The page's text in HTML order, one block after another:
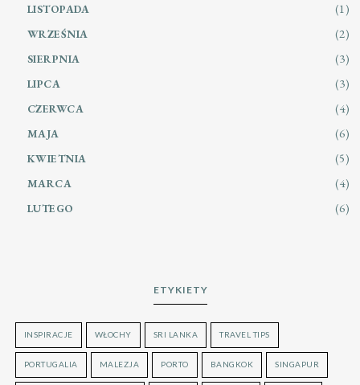
LISTOPADA (1)
WRZEŚNIA (2)
SIERPNIA (3)
LIPCA (3)
CZERWCA (4)
MAJA (6)
KWIETNIA (5)
MARCA (4)
LUTEGO (6)
ETYKIETY
INSPIRACJE WŁOCHY SRI LANKA TRAVEL TIPS
PORTUGALIA MALEZJA PORTO BANGKOK SINGAPUR